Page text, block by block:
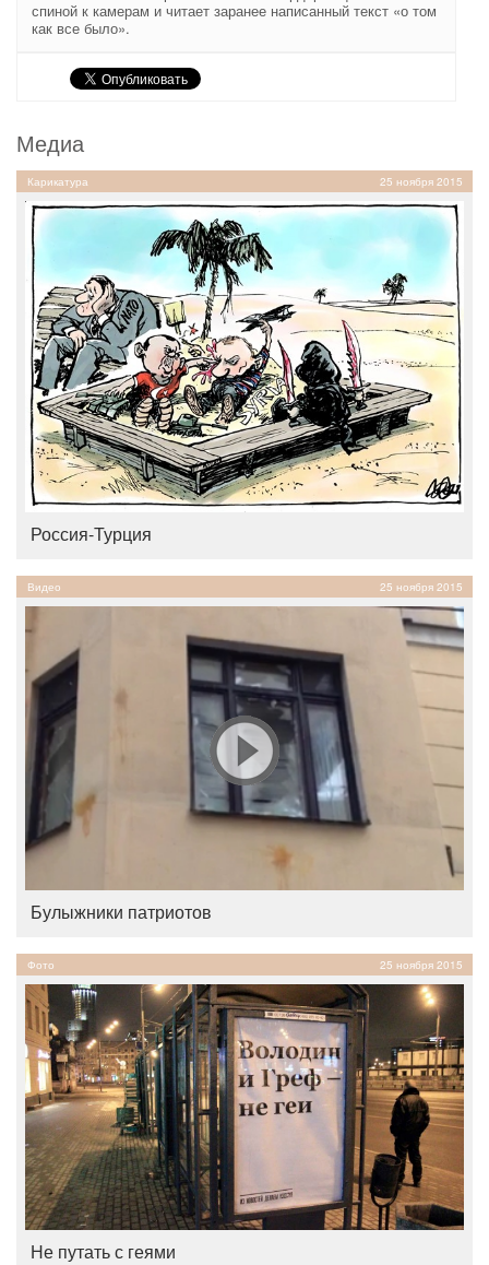
спиной к камерам и читает заранее написанный текст «о том
как все было».
Медиа
Карикатура 25 ноября 2015
Россия-Турция
Видео 25 ноября 2015
Булыжники патриотов
Фото 25 ноября 2015
Не путать с геями